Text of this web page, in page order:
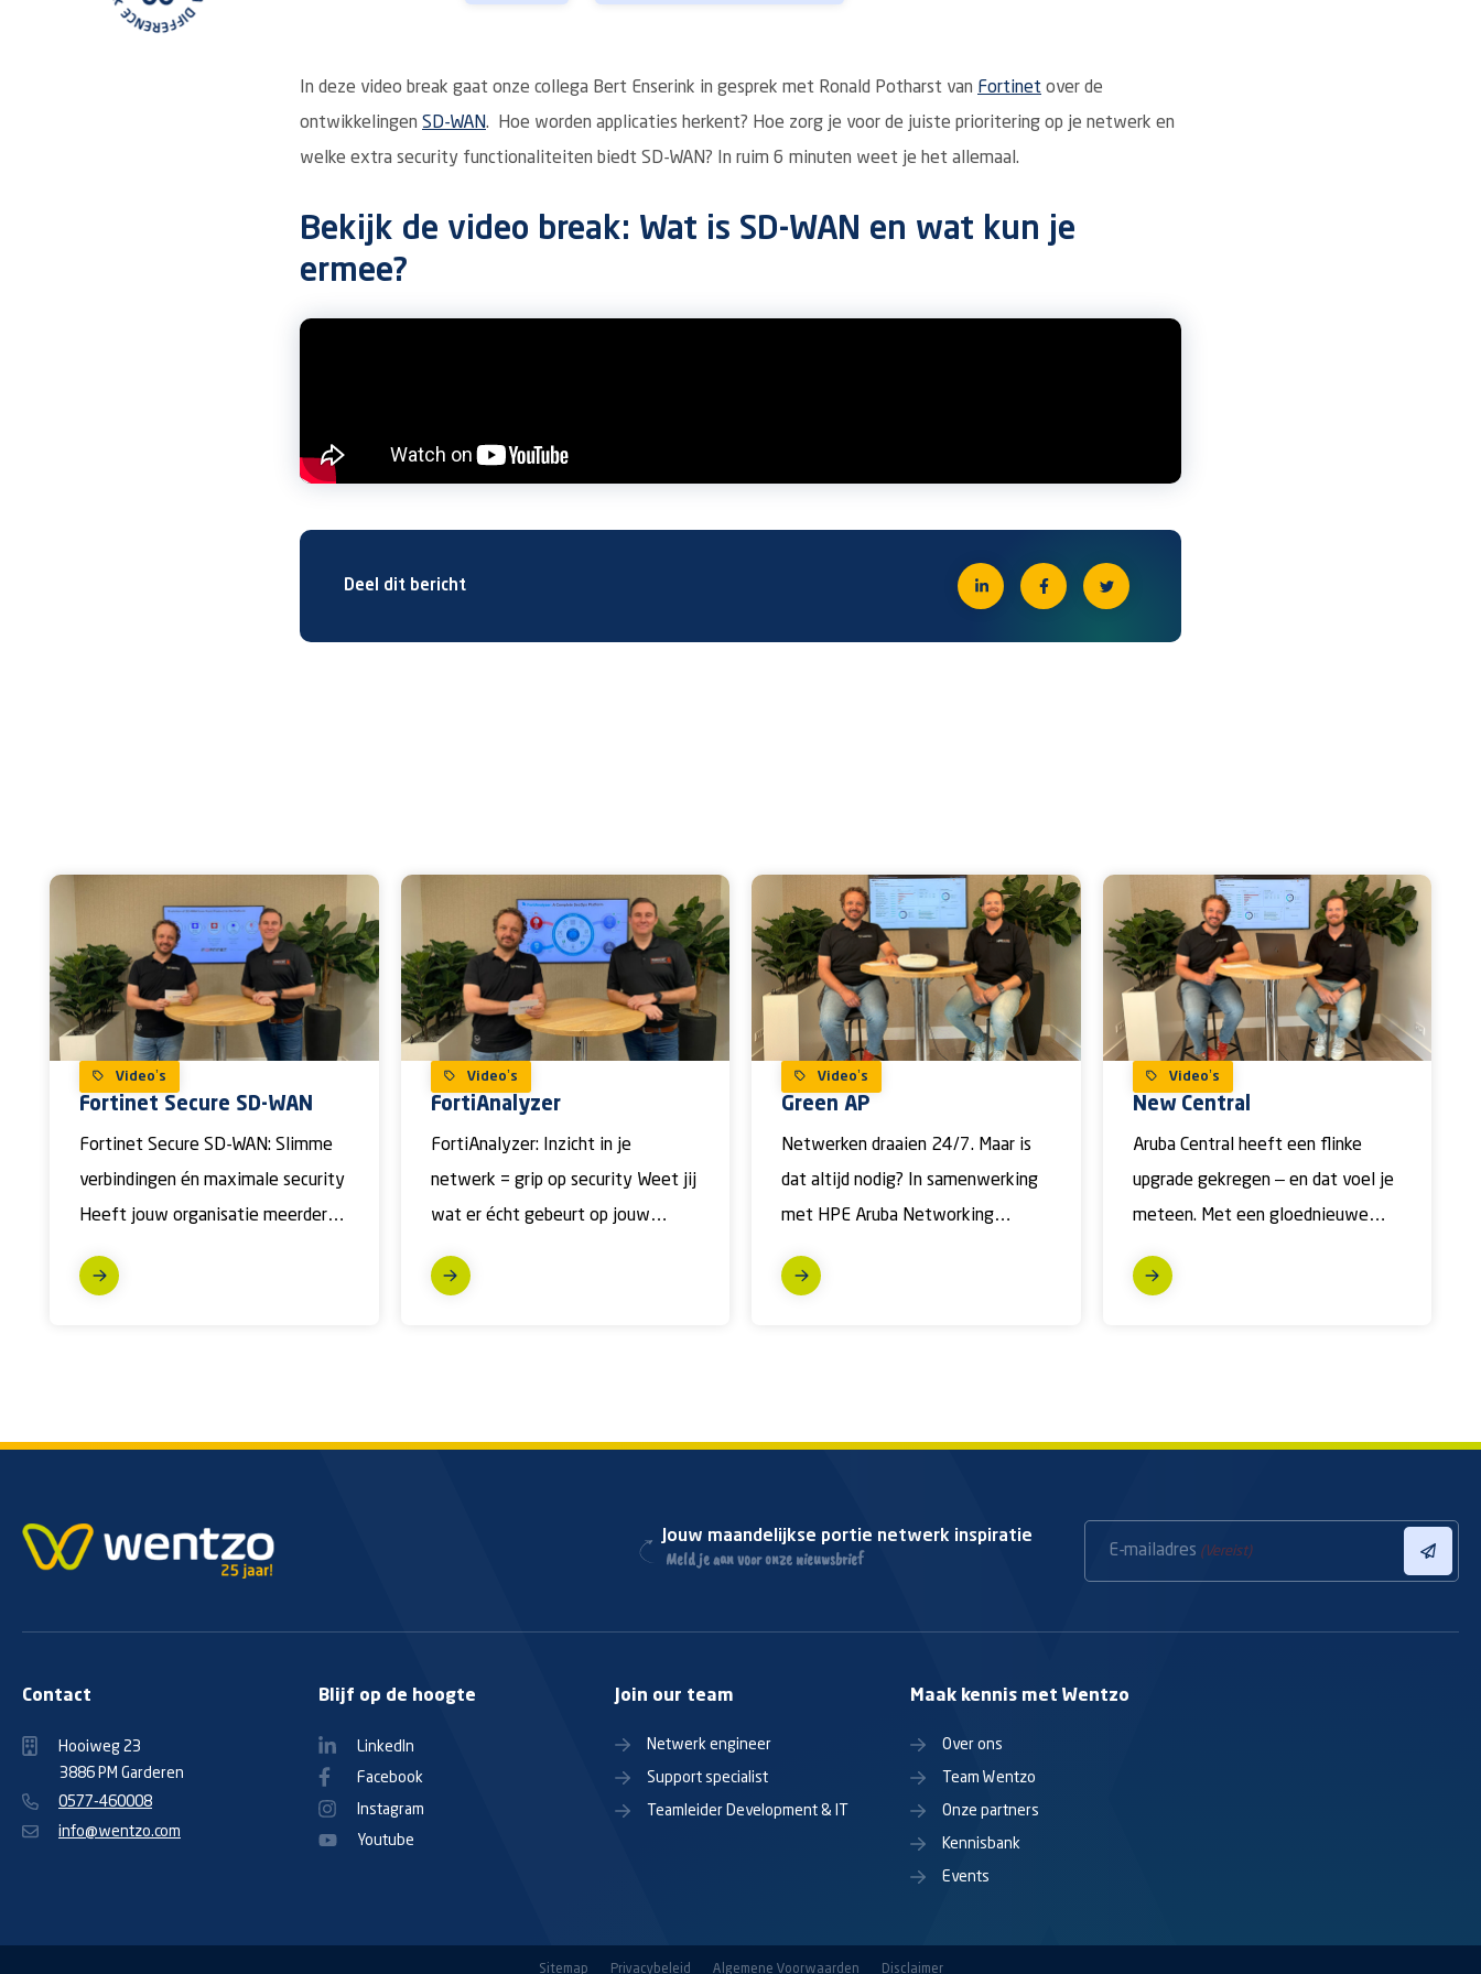
In deze video break gaat onze collega Bert Enserink in gesprek met Ronald Potharst van Fortinet over de
ontwikkelingen SD-WAN. Hoe worden applicaties herkent? Hoe zorg je voor de juiste prioritering op je netwerk en
welke extra security functionaliteiten biedt SD-WAN? In ruim 6 minuten weet je het allemaal.
Bekijk de video break: Wat is SD-WAN en wat kun je
ermee?
Deel dit bericht
Video’s
Fortinet Secure SD-WAN
Fortinet Secure SD-WAN: Slimme
verbindingen én maximale security
Heeft jouw organisatie meerdere
dure MPLS-verbindingen? Dan […]
Video’s
FortiAnalyzer
FortiAnalyzer: Inzicht in je
netwerk = grip op security Weet jij
wat er écht gebeurt op jouw
Video’s
Green AP
Netwerken draaien 24/7. Maar is
dat altijd nodig? In samenwerking
met HPE Aruba Networking
points slimmer […]
Video’s
New Central
Aruba Central heeft een flinke
upgrade gekregen – en dat voel je
meteen. Met een gloednieuwe
navigatie […]
Jouw maandelijkse portie netwerk inspiratie
Meld je aan voor onze nieuwsbrief E-mailadres (Vereist)
Contact
Hooiweg 23
3886 PM Garderen
0577-460008
info@wentzo.com
Blijf op de hoogte
LinkedIn
Facebook
Instagram
Youtube
Join our team
Netwerk engineer
Support specialist
Teamleider Development & IT
Maak kennis met Wentzo
Over ons
Team Wentzo
Onze partners
Kennisbank
Events
Sitemap Privacybeleid Algemene Voorwaarden Disclaimer